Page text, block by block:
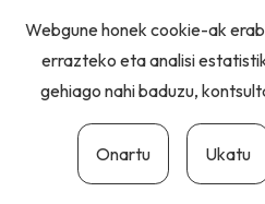
Webgune honek cookie-ak
errazteko eta analisi
gehiago nahi baduzu,
Onartu Ukatu